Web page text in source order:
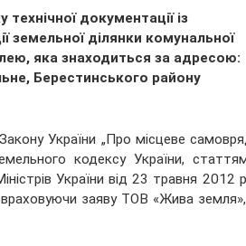
документації із
земельної ділянки комунальної
яка знаходиться за адресою:
Берестинського району
України „Про місцеве
кодексу України,
України від 23 травня
заяву ТОВ «Жива земля»,